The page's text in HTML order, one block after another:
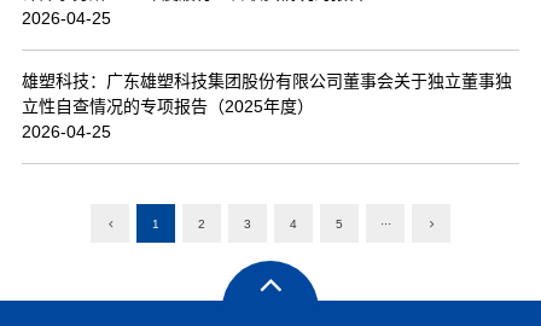
2026-04-25
雄塑科技：广东雄塑科技集团股份有限公司董事会关于独立董事独
立性自查情况的专项报告（2025年度）
2026-04-25
1 2 3 4 5 ···